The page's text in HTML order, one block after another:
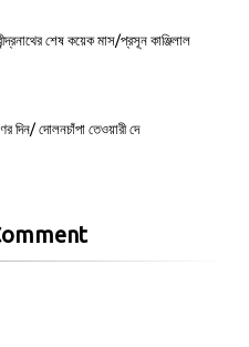
শেষ কয়েক মাস/প্রসূন কাঞ্জিলাল
দিন/ দোলনচাঁপা তেওয়ারী দে